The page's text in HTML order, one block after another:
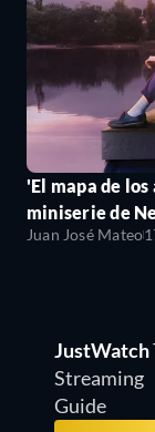
'El mapa de
miniserie de
Juan José Mateo
JustWatch
Streaming
Guide